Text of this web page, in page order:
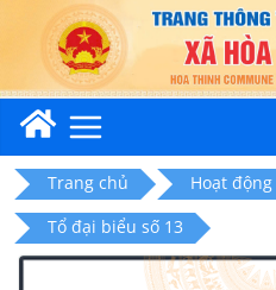
content
Trang chủ
Hoạt động
Tổ đại biểu số 13